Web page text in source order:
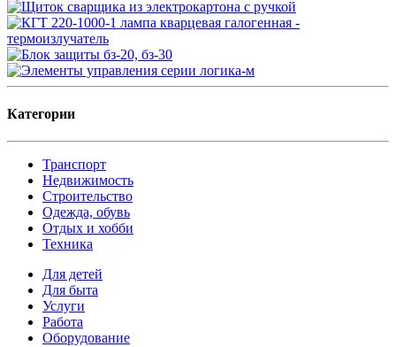
Категории
Транспорт
Недвижимость
Строительство
Одежда, обувь
Отдых и хобби
Техника
Для детей
Для быта
Услуги
Работа
Оборудование